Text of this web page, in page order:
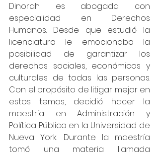
Dinorah es abogada con
especialidad en Derechos
Humanos. Desde que estudió la
licenciatura le emocionaba la
posibilidad de garantizar los
derechos sociales, económicos y
culturales de todas las personas.
Con el propósito de litigar mejor en
estos temas, decidió hacer la
maestría en Administración y
Política Pública en la Universidad de
Nueva York. Durante la maestría
tomó una materia llamada